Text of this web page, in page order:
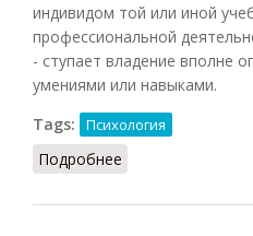
индивидом той или иной
профессиональной
- ступает владение вполне
умениями или навыками.
Tags:
Психология
Подробнее